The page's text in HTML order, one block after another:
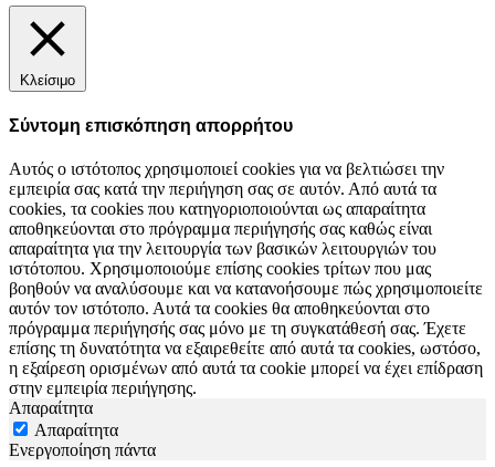
Κλείσιμο
Σύντομη επισκόπηση απορρήτου
Αυτός ο ιστότοπος χρησιμοποιεί cookies για να βελτιώσει την
εμπειρία σας κατά την περιήγηση σας σε αυτόν. Από αυτά τα
cookies, τα cookies που κατηγοριοποιούνται ως απαραίτητα
αποθηκεύονται στο πρόγραμμα περιήγησής σας καθώς είναι
απαραίτητα για την λειτουργία των βασικών λειτουργιών του
ιστότοπου. Χρησιμοποιούμε επίσης cookies τρίτων που μας
βοηθούν να αναλύσουμε και να κατανοήσουμε πώς χρησιμοποιείτε
αυτόν τον ιστότοπο. Αυτά τα cookies θα αποθηκεύονται στο
πρόγραμμα περιήγησής σας μόνο με τη συγκατάθεσή σας. Έχετε
επίσης τη δυνατότητα να εξαιρεθείτε από αυτά τα cookies, ωστόσο,
η εξαίρεση ορισμένων από αυτά τα cookie μπορεί να έχει επίδραση
στην εμπειρία περιήγησης.
Απαραίτητα
Απαραίτητα
Ενεργοποίηση πάντα